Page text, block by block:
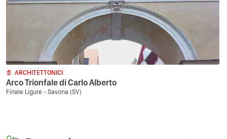
ARCHITETTONICI
Arco Trionfale di Carlo Alberto
Finale Ligure - Savona (SV)